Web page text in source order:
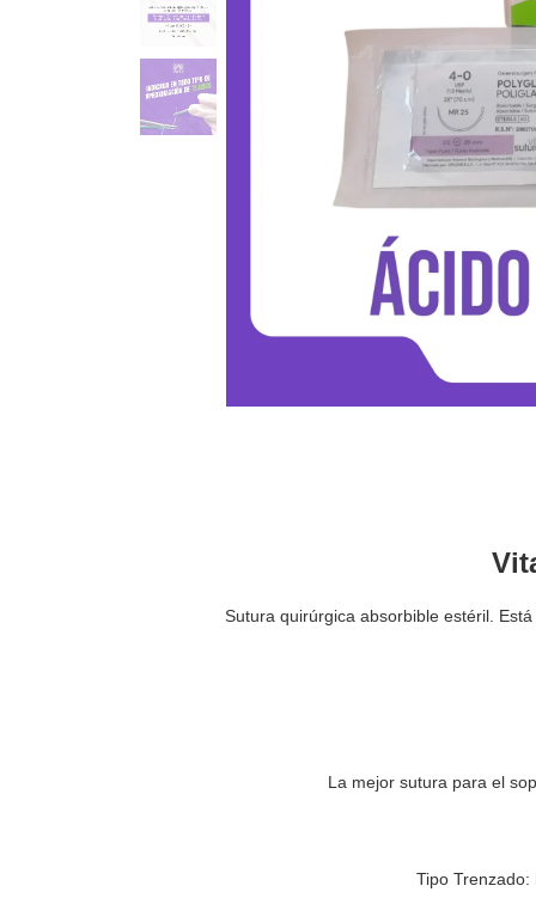
Sutura quirúrgica absorbible estéril.
La mejor sutura para el
Tipo